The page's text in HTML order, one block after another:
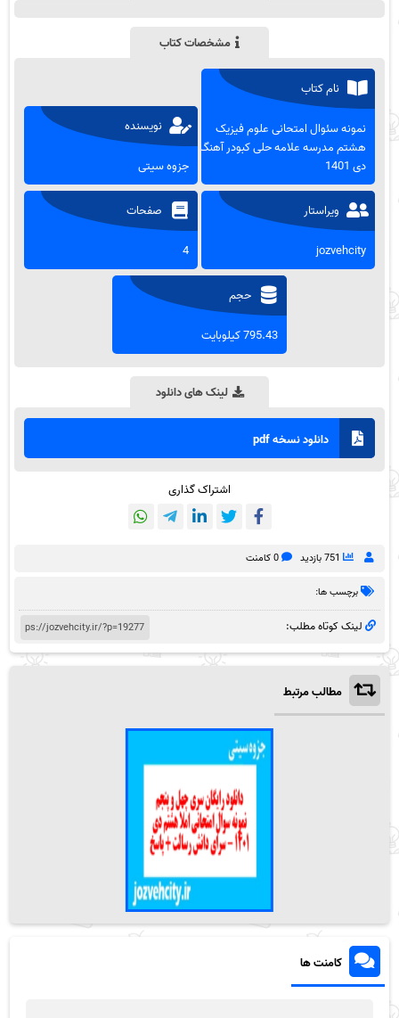
مشخصات کتاب
نام کتاب
نمونه سئوال امتحانی علوم فیزیک
هشتم مدرسه علامه حلی کبودر آهنگ-
دی 1401
نویسنده
جزوه سیتی
ویراستار
jozvehcity
صفحات
4
حجم
795.43 کیلوبایت
لینک های دانلود
دانلود نسخه pdf
اشتراک گذاری
751 بازدید 0 کامنت
برچسب ها:
لینک کوتاه مطلب:
مطالب مرتبط
کامنت ها